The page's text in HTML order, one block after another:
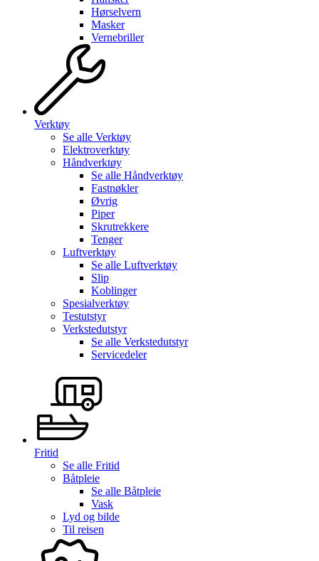
Hørselvern
Masker
Vernebriller
Verktøy
Se alle Verktøy
Elektroverktøy
Håndverktøy
Se alle Håndverktøy
Fastnøkler
Øvrig
Piper
Skrutrekkere
Tenger
Luftverktøy
Se alle Luftverktøy
Slip
Koblinger
Spesialverktøy
Testutstyr
Verkstedutstyr
Se alle Verkstedutstyr
Servicedeler
Fritid
Se alle Fritid
Båtpleie
Se alle Båtpleie
Vask
Lyd og bilde
Til reisen